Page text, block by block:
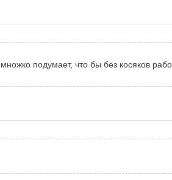
подумает, что бы без косяков